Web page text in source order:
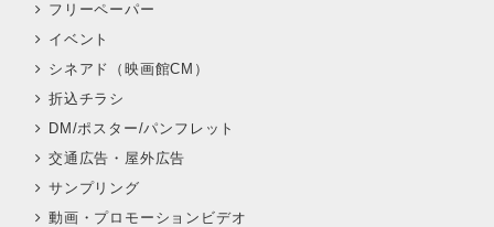
フリーペーパー
イベント
シネアド（映画館CM）
折込チラシ
DM/ポスター/パンフレット
交通広告・屋外広告
サンプリング
動画・プロモーションビデオ